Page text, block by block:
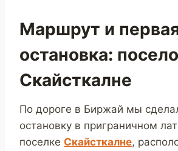
Маршрут и
остановка:
Скайсткалне
По дороге в Биржай мы
остановку в приграничном
поселке Скайсткалне,